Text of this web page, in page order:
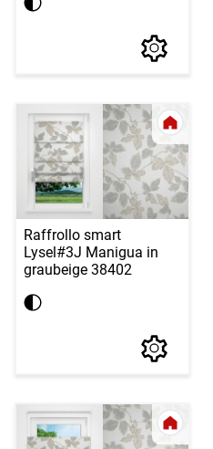
Raffrollo smart
Lysel#3J Manigua in
graubeige 38402